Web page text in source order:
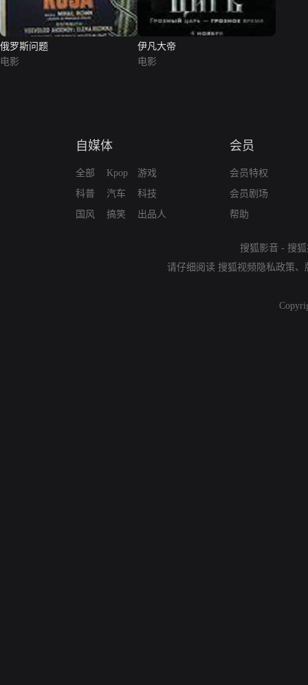
俄罗斯问题
电影
伊凡大帝
电影
自媒体
全部
科普
国风
Kpop
汽车
搞笑
游戏
科技
出品人
会员
会员特权
会员剧场
帮助
搜狐影音 - 搜
请仔细阅读 搜狐视频隐私政策、